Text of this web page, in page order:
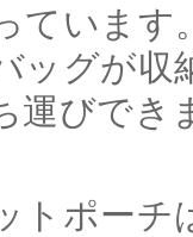
ていま
ッグが収
運びでき
トポーチ